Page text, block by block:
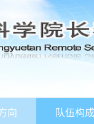
向 队伍构成